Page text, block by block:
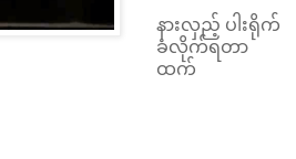
နားလှည့် ပါးရိုက်
ခံလိုက်ရတာ
ထက်